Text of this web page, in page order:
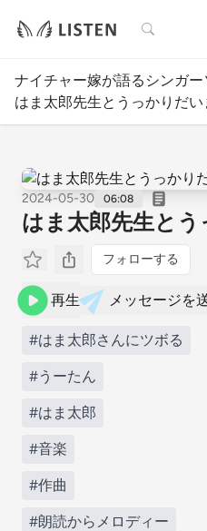
検索
ナイチャー嫁が語るシンガ
はま太郎先生とうっかりだい
2024-05-30 06:08
はま太郎先生と
フォローする
再生 メッセージを
#はま太郎さんにツボる
#うーたん
#はま太郎
#音楽
#作曲
#朗読からメロディー